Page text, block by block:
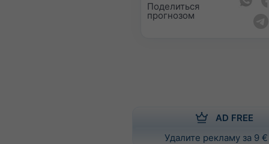
Поделиться
прогнозом
AD FREE
Удалите рекламу за 9 €